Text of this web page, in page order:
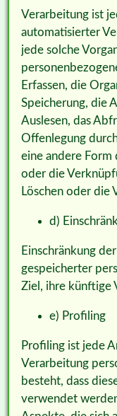
Verarbeitung ist
automatisierter
jede solche
Erfassen, die
Speicherung, die
Auslesen, das
Offenlegung
eine andere Form
oder die
Löschen oder die
d)
Einschränkung
gespeicherter
Ziel, ihre künftige
e) Profiling
Profiling ist jede
Verarbeitung
besteht, dass
verwendet